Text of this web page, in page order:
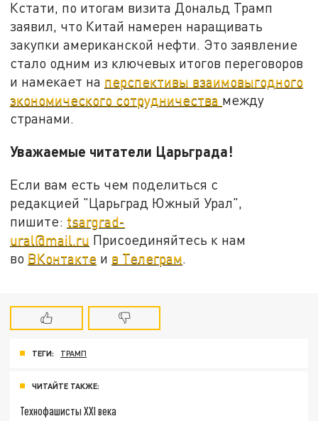
Кстати, по итогам визита Дональд Трамп
заявил, что Китай намерен наращивать
закупки американской нефти. Это заявление
стало одним из ключевых итогов переговоров
и намекает на перспективы взаимовыгодного
экономического сотрудничества между
странами.
Уважаемые читатели Царьграда!
Если вам есть чем поделиться с
редакцией "Царьград Южный Урал",
пишите: tsargrad-
ural@mail.ru Присоединяйтесь к нам
во ВКонтакте и в Телеграм
ТЕГИ: ТРАМП
ЧИТАЙТЕ ТАКЖЕ:
Технофашисты XXI века